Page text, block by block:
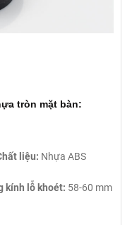
tròn mặt bàn:
liệu: Nhựa ABS
kính lỗ khoét: 58-60 mm